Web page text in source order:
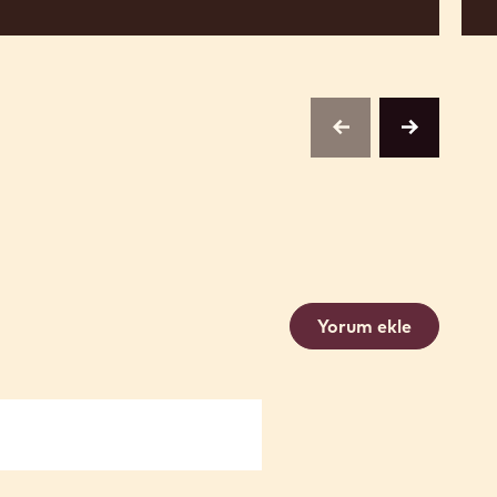
previousnext
Yorum ekle